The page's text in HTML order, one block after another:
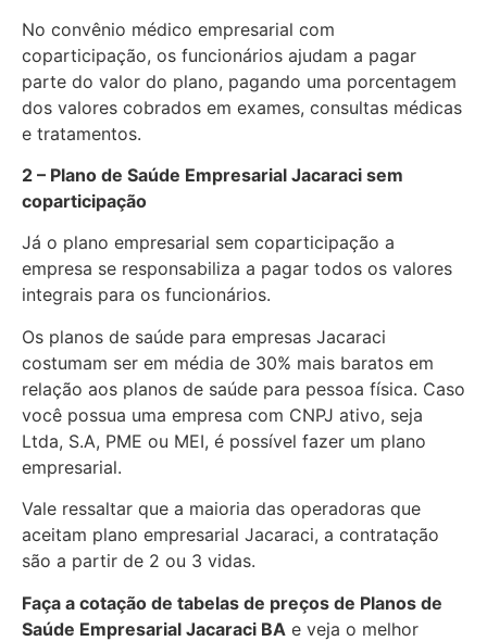
No convênio médico empresarial com
coparticipação, os funcionários ajudam a pagar
parte do valor do plano, pagando uma porcentagem
dos valores cobrados em exames, consultas médicas
e tratamentos.
2 – Plano de Saúde Empresarial Jacaraci sem
coparticipação
Já o plano empresarial sem coparticipação a
empresa se responsabiliza a pagar todos os valores
integrais para os funcionários.
Os planos de saúde para empresas Jacaraci
costumam ser em média de 30% mais baratos em
relação aos planos de saúde para pessoa física. Caso
você possua uma empresa com CNPJ ativo, seja
Ltda, S.A, PME ou MEI, é possível fazer um plano
empresarial.
Vale ressaltar que a maioria das operadoras que
aceitam plano empresarial Jacaraci, a contratação
são a partir de 2 ou 3 vidas.
Faça a cotação de tabelas de preços de Planos de
Saúde Empresarial Jacaraci BA e veja o melhor